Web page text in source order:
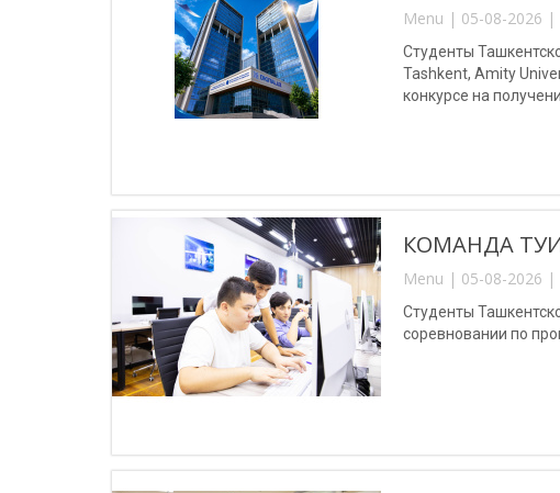
Menu | 05-08-2026 |
Студенты
Tashkent, Amity
конкурсе на
КОМАНДА
Menu | 05-08-2026 |
Студенты
соревновании по